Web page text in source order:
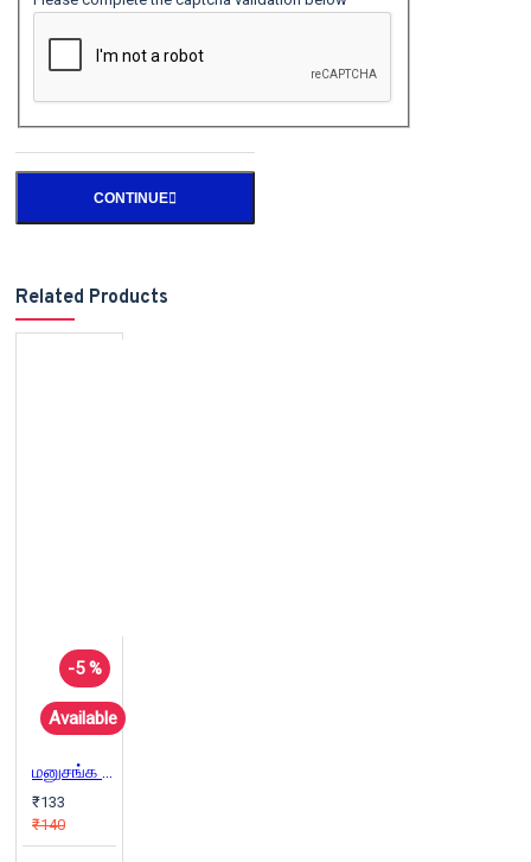
CONTINUE
Related Products
-5 %
Available
மனுசங்க - கி.ரா
₹133
₹140